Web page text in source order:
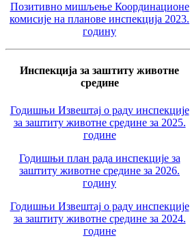
Позитивно мишљење Координационе
комисије на планове инспекција 2023.
годину
Инспекција за заштиту животне
средине
Годишњи Извештај о раду инспекције
за заштиту животне средине за 2025.
године
Годишњи план рада инспекције за
заштиту животне средине за 2026.
годину
Годишњи Извештај о раду инспекције
за заштиту животне средине за 2024.
године